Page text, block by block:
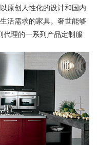
原创人性化的设计和国内
活需求的家具。奢世能够
代理的一系列产品定制服